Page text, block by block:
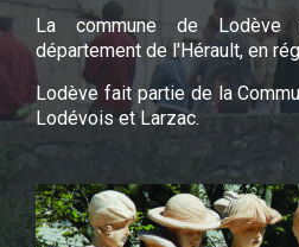
La commune de
département de l'Hérault, en
Lodève fait partie de la
Lodévois et Larzac.